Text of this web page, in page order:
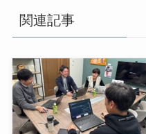
関連記事